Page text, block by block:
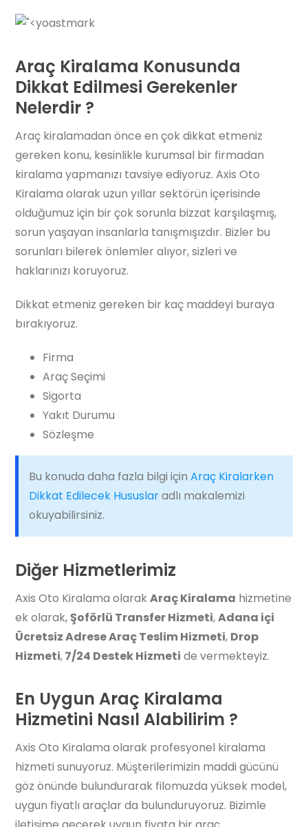
Araç Kiralama Konusunda
Dikkat Edilmesi Gerekenler
Nelerdir ?
Araç kiralamadan önce en çok dikkat etmeniz
gereken konu, kesinlikle kurumsal bir firmadan
kiralama yapmanızı tavsiye ediyoruz. Axis Oto
Kiralama olarak uzun yıllar sektörün içerisinde
olduğumuz için bir çok sorunla bizzat karşılaşmış,
sorun yaşayan insanlarla tanışmışızdır. Bizler bu
sorunları bilerek önlemler alıyor, sizleri ve
haklarınızı koruyoruz.
Dikkat etmeniz gereken bir kaç maddeyi buraya
bırakıyoruz.
Firma
Araç Seçimi
Sigorta
Yakıt Durumu
Sözleşme
Bu konuda daha fazla bilgi içinAraç Kiralarken
Dikkat Edilecek Hususlaradlı makalemizi
okuyabilirsiniz.
Diğer Hizmetlerimiz
Axis Oto Kiralama olarakAraç Kiralama hizmetine
ek olarak,Şoförlü Transfer Hizmeti,Adana içi
Ücretsiz Adrese Araç Teslim Hizmeti, Drop
Hizmeti,7/24 Destek Hizmeti de vermekteyiz.
En Uygun Araç Kiralama
Hizmetini Nasıl Alabilirim ?
Axis Oto Kiralama olarak profesyonel kiralama
hizmeti sunuyoruz. Müşterilerimizin maddi gücünü
göz önünde bulundurarak filomuzda yüksek model,
uygun fiyatlı araçlar da bulunduruyoruz. Bizimle